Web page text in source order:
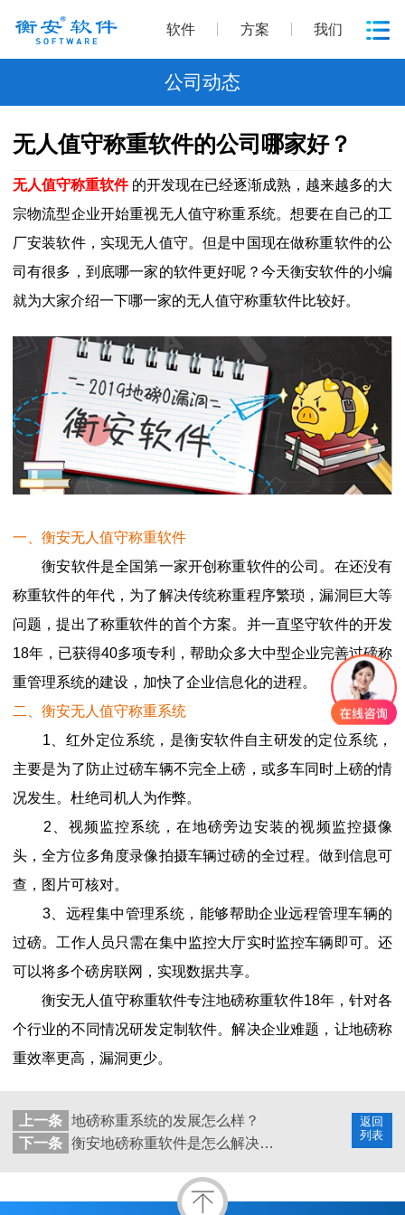
软件 方案 我们
公司动态
无人值守称重软件的公司哪家好？
无人值守称重软件 的开发现在已经逐渐成熟，越来越多的大
宗物流型企业开始重视无人值守称重系统。想要在自己的工
厂安装软件，实现无人值守。但是中国现在做称重软件的公
司有很多，到底哪一家的软件更好呢？今天衡安软件的小编
就为大家介绍一下哪一家的无人值守称重软件比较好。
一、衡安无人值守称重软件
衡安软件是全国第一家开创称重软件的公司。在还没有
称重软件的年代，为了解决传统称重程序繁琐，漏洞巨大等
问题，提出了称重软件的首个方案。并一直坚守软件的开发
18年，已获得40多项专利，帮助众多大中型企业完善过磅称
重管理系统的建设，加快了企业信息化的进程。
二、衡安无人值守称重系统
1、红外定位系统，是衡安软件自主研发的定位系统，
主要是为了防止过磅车辆不完全上磅，或多车同时上磅的情
况发生。杜绝司机人为作弊。
2、视频监控系统，在地磅旁边安装的视频监控摄像
头，全方位多角度录像拍摄车辆过磅的全过程。做到信息可
查，图片可核对。
3、远程集中管理系统，能够帮助企业远程管理车辆的
过磅。工作人员只需在集中监控大厅实时监控车辆即可。还
可以将多个磅房联网，实现数据共享。
衡安无人值守称重软件专注地磅称重软件18年，针对各
个行业的不同情况研发定制软件。解决企业难题，让地磅称
重效率更高，漏洞更少。
返回
列表
上一条 地磅称重系统的发展怎么样？
下一条
衡安地磅称重软件是怎么解决筒仓下料问题的？